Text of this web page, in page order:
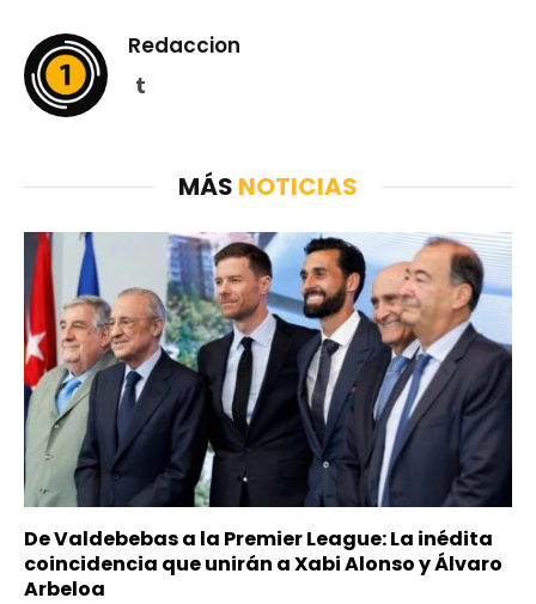
Redaccion
Tumblr
MÁS NOTICIAS
De Valdebebas a la Premier League: La inédita
coincidencia que unirán a Xabi Alonso y Álvaro
Arbeloa